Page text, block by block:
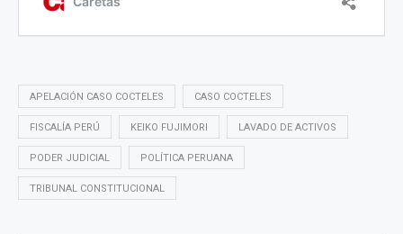
APELACIÓN CASO COCTELES CASO COCTELES
FISCALÍA PERÚ KEIKO FUJIMORI LAVADO DE ACTIVOS
PODER JUDICIAL POLÍTICA PERUANA
TRIBUNAL CONSTITUCIONAL